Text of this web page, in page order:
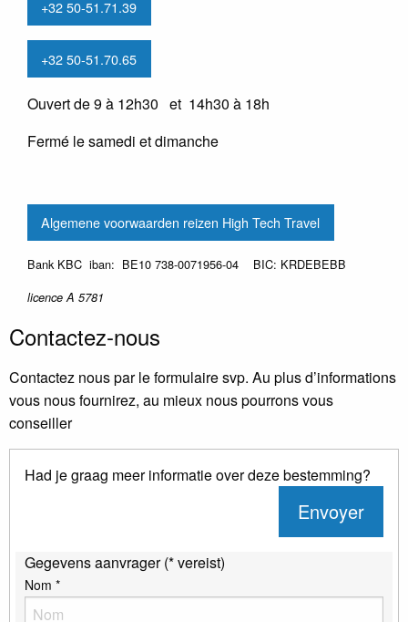
+32 50-51.71.39
+32 50-51.70.65
Ouvert de 9 à 12h30 et 14h30 à 18h
Fermé le samedi et dimanche
Algemene voorwaarden reizen High Tech Travel
Bank KBC iban: BE10 738-0071956-04 BIC: KRDEBEBB
licence A 5781
Contactez-nous
Contactez nous par le formulaire svp. Au plus d’informations
vous nous fournirez, au mieux nous pourrons vous
conseiller
Had je graag meer informatie over deze bestemming?
Envoyer
Gegevens aanvrager (* vereist)
Nom *